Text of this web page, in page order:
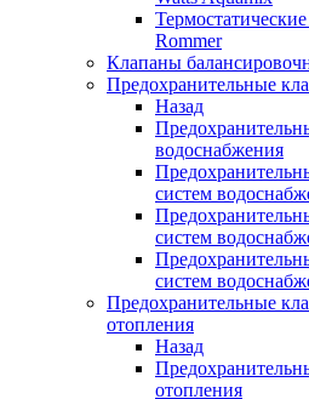
Rommer
Клапаны
Предохранительные
Назад
водоснабжения
систем
систем
систем
Предохранительные
отопления
Назад
отопления